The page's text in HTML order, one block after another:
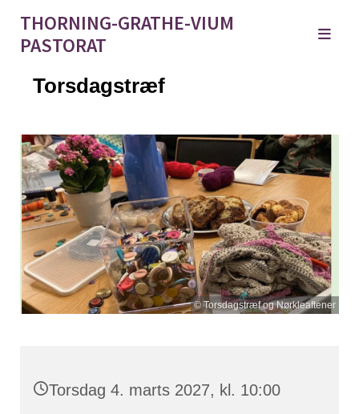
THORNING-GRATHE-VIUM
PASTORAT
Torsdagstræf
© Torsdagstræf og Nørkleaftener
Torsdag 4. marts 2027, kl. 10:00